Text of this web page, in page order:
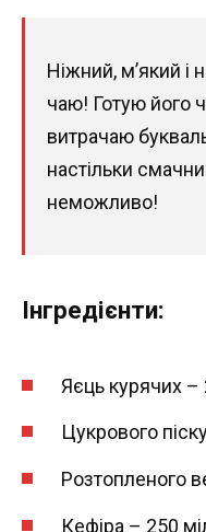
Ніжний, м’який і
чаю! Готую його
витрачаю
настільки
неможливо!
Інгредієнти:
Яєць курячих –
Цукрового
Розтопленого
Кефіра – 250